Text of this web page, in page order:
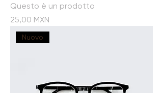
Questo è un prodotto
Prezzo
25,00 MXN
Nuovo